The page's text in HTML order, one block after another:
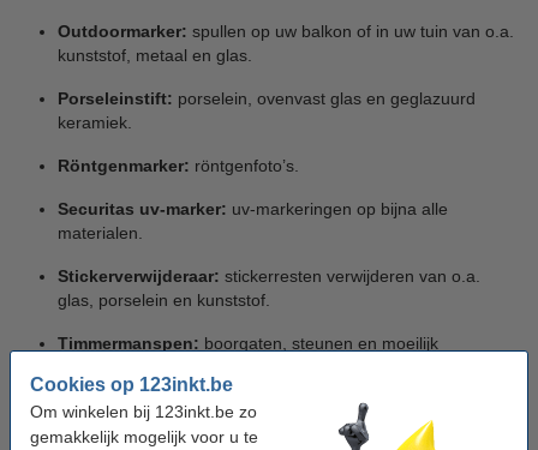
Cookies op 123inkt.be
Om winkelen bij 123inkt.be zo
gemakkelijk mogelijk voor u te
Outdoormarker: spullen op uw balkon of in uw tuin van o.a.
kunststof, metaal en glas.
Porseleinstift: porselein, ovenvast glas en geglazuurd
keramiek.
Röntgenmarker: röntgenfoto’s.
Securitas uv-marker: uv-markeringen op bijna alle
materialen.
Stickerverwijderaar: stickerresten verwijderen van o.a.
glas, porselein en kunststof.
Timmermanspen: boorgaten, steunen en moeilijk
Voegenmarker:kleine beschadigingen en vuil op voegen
van tegels en wanden wegwerken.